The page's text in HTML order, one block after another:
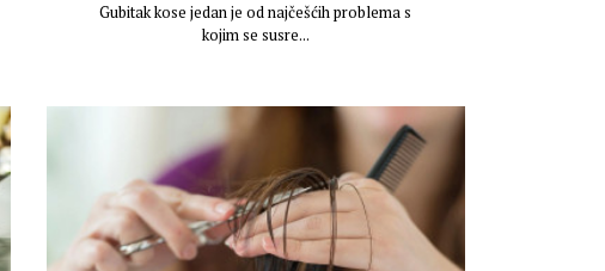
Gubitak kose jedan je od najčešćih problema s
kojim se susre...